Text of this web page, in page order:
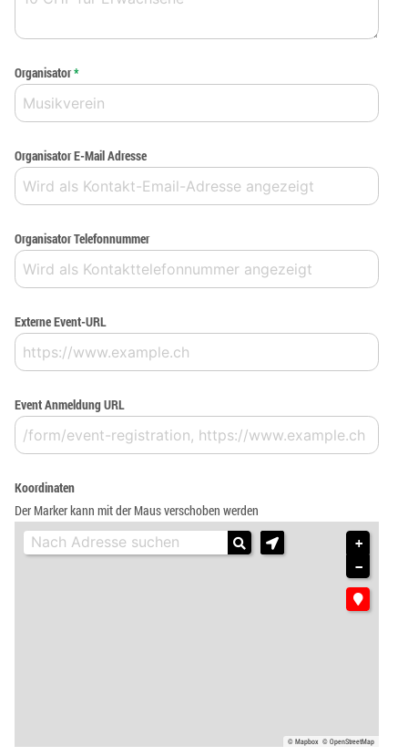
Organisator*
Organisator E-Mail Adresse
Organisator Telefonnummer
Externe Event-URL
Event Anmeldung URL
Koordinaten
Der Marker kann mit der Maus verschoben werden
+
−
© Mapbox © OpenStreetMap